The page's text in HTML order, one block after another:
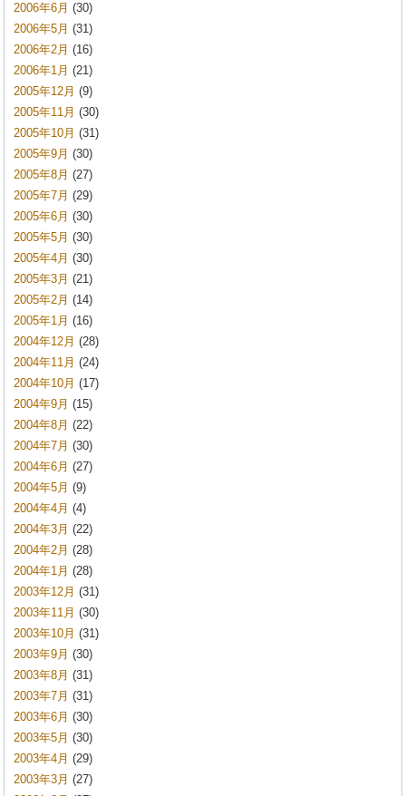
2006年6月 (30)
2006年5月 (31)
2006年2月 (16)
2006年1月 (21)
2005年12月 (9)
2005年11月 (30)
2005年10月 (31)
2005年9月 (30)
2005年8月 (27)
2005年7月 (29)
2005年6月 (30)
2005年5月 (30)
2005年4月 (30)
2005年3月 (21)
2005年2月 (14)
2005年1月 (16)
2004年12月 (28)
2004年11月 (24)
2004年10月 (17)
2004年9月 (15)
2004年8月 (22)
2004年7月 (30)
2004年6月 (27)
2004年5月 (9)
2004年4月 (4)
2004年3月 (22)
2004年2月 (28)
2004年1月 (28)
2003年12月 (31)
2003年11月 (30)
2003年10月 (31)
2003年9月 (30)
2003年8月 (31)
2003年7月 (31)
2003年6月 (30)
2003年5月 (30)
2003年4月 (29)
2003年3月 (27)